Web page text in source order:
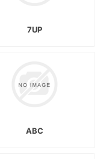
7UP
ABC